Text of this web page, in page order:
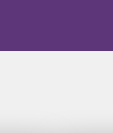
ηλικία και επιπλοκές.
λειτουργία παιδιών
την πνευμονική